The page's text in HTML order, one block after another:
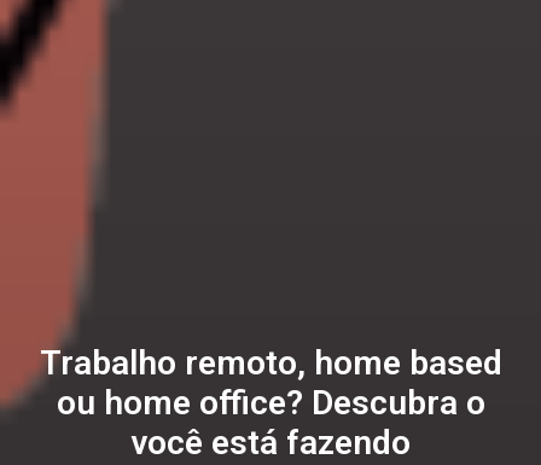
Trabalho remoto, home based
ou home office? Descubra o
você está fazendo